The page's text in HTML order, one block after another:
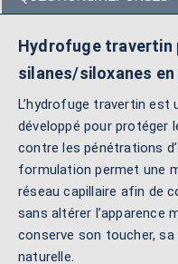
Hydrofuge travertin
silanes/siloxanes en
L’hydrofuge travertin
développé pour protéger
contre les pénétrations
formulation permet une
réseau capillaire afin de
sans altérer l’apparence
conserve son toucher,
naturelle.